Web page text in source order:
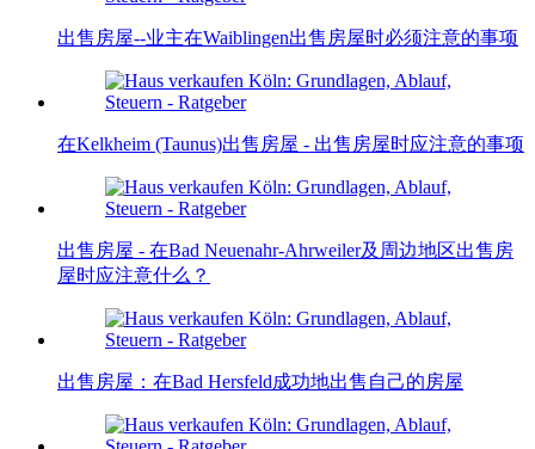
出售房屋--业主在Waiblingen出售房屋时必须注意的事项
在Kelkheim (Taunus)出售房屋 - 出售房屋时应注意的事项
出售房屋 - 在Bad Neuenahr-Ahrweiler及周边地区出售房
屋时应注意什么？
出售房屋：在Bad Hersfeld成功地出售自己的房屋